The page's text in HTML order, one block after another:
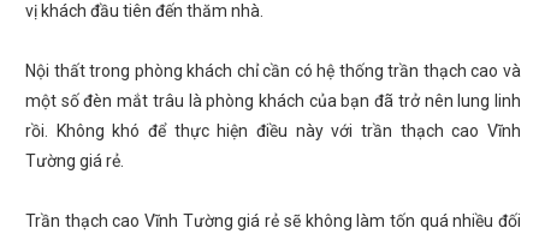
vị khách đầu tiên đến thăm nhà.
Nội thất trong phòng khách chỉ cần có hệ thống trần thạch cao và
một số đèn mắt trâu là phòng khách của bạn đã trở nên lung linh
rồi. Không khó để thực hiện điều này với trần thạch cao Vĩnh
Tường giá rẻ.
Trần thạch cao Vĩnh Tường giá rẻ sẽ không làm tốn quá nhiều đối